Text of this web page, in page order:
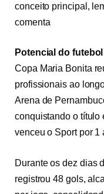
conceito principal,
comenta
Potencial do
Copa Maria Bonita
profissionais ao
Arena de
conquistando o título
venceu o Sport por 1
Durante os dez dias
registrou 48 gols,